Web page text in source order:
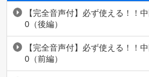
【完全音声付】必ず使える！！
0（後編）
【完全音声付】必ず使える！！
0（前編）